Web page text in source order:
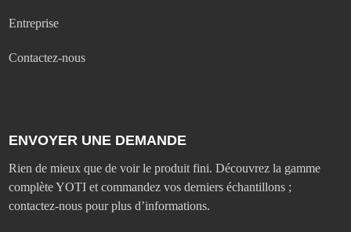
Entreprise
Contactez-nous
ENVOYER UNE DEMANDE
Rien de mieux que de voir le produit fini. Découvrez la gamme
complète YOTI et commandez vos derniers échantillons ;
contactez-nous pour plus d’informations.